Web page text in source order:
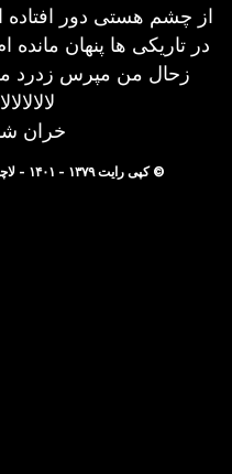
از چشم هستی دور افتاده
در تاریکی ها پنهان مانده
زحال من مپرس زدرد
خران
© کپی رایت ۱۳۷۹ - ۱۴۰۱ - لاچینی میدیا - کلیه حقوق محفوظ است